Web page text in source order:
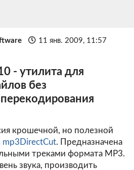
11 янв. 2009, 11:57
- утилита для
без
крошечной, но полезной
mp3DirectCut. Предназначена
треками формата MP3.
звука, производить